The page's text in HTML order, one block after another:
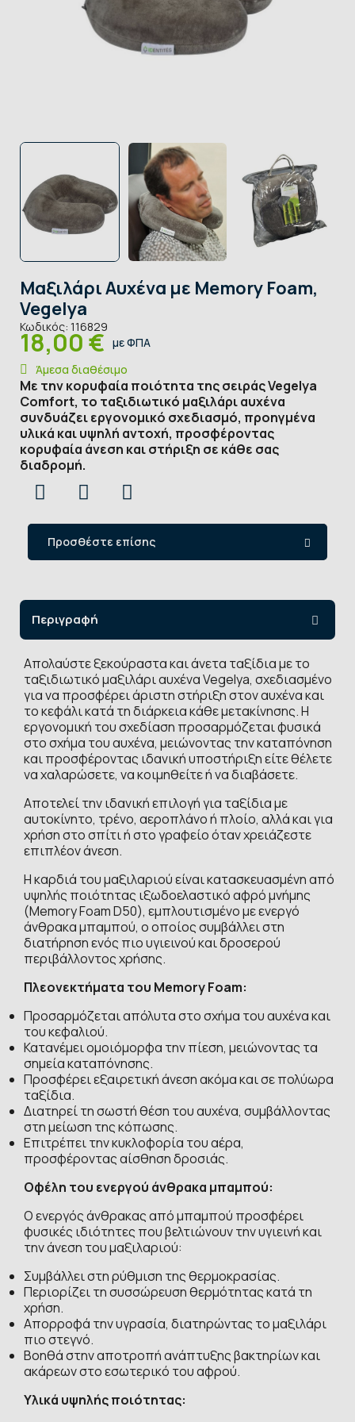
Μαξιλάρι Αυχένα με Memory Foam,
Vegelya
Κωδικός: 116829
18,00 € με ΦΠΑ
Άμεσα διαθέσιμο
Με την κορυφαία ποιότητα της σειράς Vegelya
Comfort, το ταξιδιωτικό μαξιλάρι αυχένα
συνδυάζει εργονομικό σχεδιασμό, προηγμένα
υλικά και υψηλή αντοχή, προσφέροντας
κορυφαία άνεση και στήριξη σε κάθε σας
διαδρομή.
Προσθέστε επίσης
Περιγραφή
Απολαύστε ξεκούραστα και άνετα ταξίδια με το
ταξιδιωτικό μαξιλάρι αυχένα Vegelya, σχεδιασμένο
για να προσφέρει άριστη στήριξη στον αυχένα και
το κεφάλι κατά τη διάρκεια κάθε μετακίνησης. Η
εργονομική του σχεδίαση προσαρμόζεται φυσικά
στο σχήμα του αυχένα, μειώνοντας την καταπόνηση
και προσφέροντας ιδανική υποστήριξη είτε θέλετε
να χαλαρώσετε, να κοιμηθείτε ή να διαβάσετε.
Αποτελεί την ιδανική επιλογή για ταξίδια με
αυτοκίνητο, τρένο, αεροπλάνο ή πλοίο, αλλά και για
χρήση στο σπίτι ή στο γραφείο όταν χρειάζεστε
επιπλέον άνεση.
Η καρδιά του μαξιλαριού είναι κατασκευασμένη από
υψηλής ποιότητας ιξωδοελαστικό αφρό μνήμης
(Memory Foam D50), εμπλουτισμένο με ενεργό
άνθρακα μπαμπού, ο οποίος συμβάλλει στη
διατήρηση ενός πιο υγιεινού και δροσερού
περιβάλλοντος χρήσης.
Πλεονεκτήματα του Memory Foam:
Προσαρμόζεται απόλυτα στο σχήμα του αυχένα και
του κεφαλιού.
Κατανέμει ομοιόμορφα την πίεση, μειώνοντας τα
σημεία καταπόνησης.
Προσφέρει εξαιρετική άνεση ακόμα και σε πολύωρα
ταξίδια.
Διατηρεί τη σωστή θέση του αυχένα, συμβάλλοντας
στη μείωση της κόπωσης.
Επιτρέπει την κυκλοφορία του αέρα,
προσφέροντας αίσθηση δροσιάς.
Οφέλη του ενεργού άνθρακα μπαμπού:
Ο ενεργός άνθρακας από μπαμπού προσφέρει
φυσικές ιδιότητες που βελτιώνουν την υγιεινή και
την άνεση του μαξιλαριού:
Συμβάλλει στη ρύθμιση της θερμοκρασίας.
Περιορίζει τη συσσώρευση θερμότητας κατά τη
χρήση.
Απορροφά την υγρασία, διατηρώντας το μαξιλάρι
πιο στεγνό.
Βοηθά στην αποτροπή ανάπτυξης βακτηρίων και
ακάρεων στο εσωτερικό του αφρού.
Υλικά υψηλής ποιότητας: